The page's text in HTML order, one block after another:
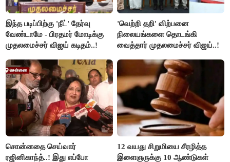
இந்த படிப்பிற்கு 'நீட்' தேர்வு
வேண்டாமே - பிரதமர் மோடிக்கு
முதலமைச்சர் விஜய் கடிதம்..!
'வெற்றி தறி' விற்பனை
நிலையங்களை தொடங்கி
வைத்தார் முதலமைச்சர் விஜய்..!
சொன்னதை செய்வார்
ரஜினிகாந்த்..! இது எப்போ
12 வயது சிறுமியை சீரழித்த
இளைஞருக்கு 10 ஆண்டுகள்